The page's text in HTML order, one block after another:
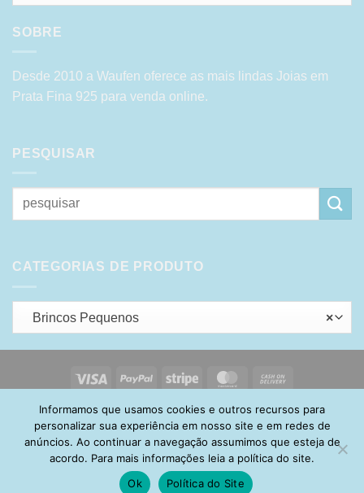
SOBRE
Desde 2010 a Waufen oferece as mais lindas Joias em
Prata Fina 925 para venda online.
PESQUISAR
Pesquisar
por:
CATEGORIAS DE PRODUTO
×
Brincos Pequenos
Visa PayPal Stripe MasterCard
Delivery
HOME SOBRE POLÍTICA DE PRIVACIDADE
ENTREGA
TROCA E DEVOLUÇÃO
GARANTIA FAQ
CARRINHO
MINHA CONTA
Informamos que usamos cookies e outros recursos para
personalizar sua experiência em nosso site e em redes de
anúncios. Ao continuar a navegação assumimos que esteja de
acordo. Para mais informações leia a política do site.
Ok
Política do Site